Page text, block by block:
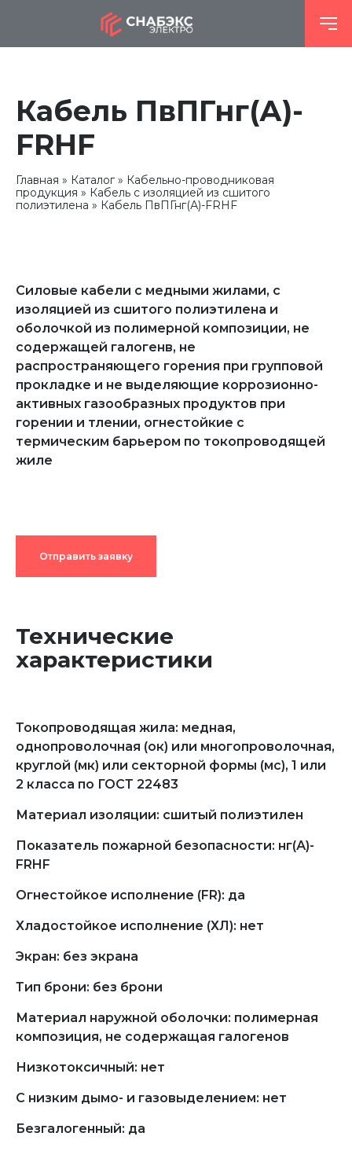
Кабель ПвПГнг(А)-
FRHF
Главная Каталог
Кабельно-проводниковая
продукция
Кабель с изоляцией из сшитого
полиэтилена
Кабель ПвПГнг(А)-FRHF
Силовые кабели с медными жилами, с
изоляцией из сшитого полиэтилена и
оболочкой из полимерной композиции, не
содержащей галогенв, не
распространяющего горения при групповой
прокладке и не выделяющие коррозионно-
активных газообразных продуктов при
горении и тлении, огнестойкие с
термическим барьером по токопроводящей
жиле
Отправить заявку
Технические
характеристики
Токопроводящая жила: медная,
однопроволочная (ок) или многопроволочная,
круглой (мк) или секторной формы (мс), 1 или
2 класса по ГОСТ 22483
Материал изоляции: сшитый полиэтилен
Показатель пожарной безопасности: нг(А)-
FRHF
Огнестойкое исполнение (FR): да
Хладостойкое исполнение (ХЛ): нет
Экран: без экрана
Тип брони: без брони
Материал наружной оболочки: полимерная
композиция, не содержащая галогенов
Низкотоксичный: нет
С низким дымо- и газовыделением: нет
Безгалогенный: да